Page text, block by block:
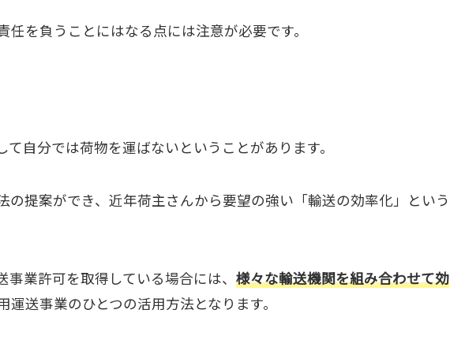
を負うことにはなる点には注意が必要です。
自分では荷物を運ばないということがあります。
提案ができ、近年荷主さんから要望の強い「輸送の効率化」という
業許可を取得している場合には、 様々な輸送機関を組み合わせて効
送事業のひとつの活用方法となります。